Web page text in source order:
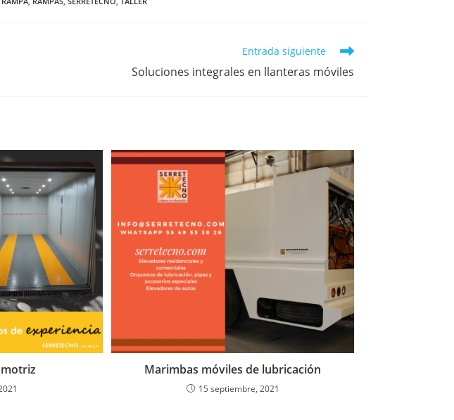
Entrada siguiente
Soluciones integrales en llanteras móviles
Marimbas móviles de lubricación
15 septiembre, 2021